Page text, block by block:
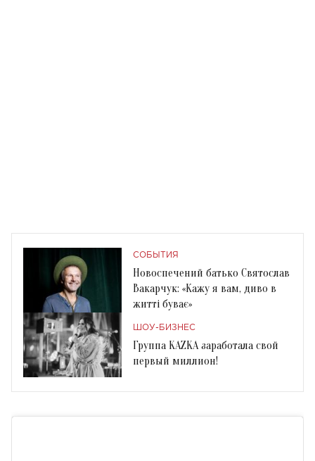
СОБЫТИЯ
Новоспечений батько Святослав
Вакарчук: «Кажу я вам, диво в
житті буває»
ШОУ-БИЗНЕС
Группа KAZKA заработала свой
первый миллион!